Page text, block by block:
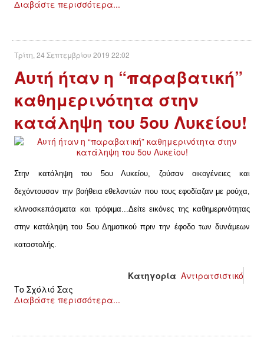
ΑΝΤΙΡΑΤΣΙΣΤΙΚΌ
ΓΥΝΑΙΚΕΊΟ
LGBTQIA+
ΠΕΡΙΒΆΛΛΟΝ
ΚΙΝΉΜΑΤΑ ΠΌΛΗΣ
ΙΣΤΟΡΊΑ / ΘΕΩΡΊΑ
ΠΟΛΙΤΙΣΜΌΣ
Διαβάστε περισσότερα...
Τρίτη, 24 Σεπτεμβρίου 2019 22:02
Αυτή ήταν η “παραβατική”
καθημερινότητα στην
κατάληψη του 5ου Λυκείου!
Στην κατάληψη του 5ου Λυκείου, ζούσαν οικογένειες και
δεχόντουσαν την βοήθεια εθελοντών που τους εφοδίαζαν με ρούχα,
κλινοσκεπάσματα και τρόφιμα... Δείτε εικόνες της καθημερινότητας
στην κατάληψη του 5ου Δημοτικού πριν την έφοδο των δυνάμεων
καταστολής.
Κατηγορία Αντιρατσιστικό
Το Σχόλιό Σας
Διαβάστε περισσότερα...